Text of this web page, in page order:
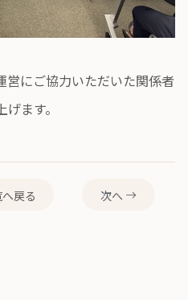
営にご協力いただいた関係者
ます。
戻る 次へ